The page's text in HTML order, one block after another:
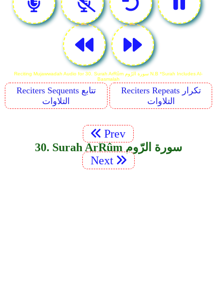
Reciting Mujawwadah Audio for 30. Surah Ar­Rûm سورة الرّوم N.B *Surah Includes Al-
Basmalah
Reciters Sequents تتابع
التلاوات
Reciters Repeats تكرار
التلاوات
Prev
30. Surah Ar­Rûm سورة الرّوم
Next